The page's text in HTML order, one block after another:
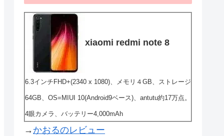
xiaomi redmi note 8
6.3インチFHD+(2340 x 1080)、メモリ４GB、ストレージ
64GB、OS=MIUI 10(Android9ベース)、antutu約17万点。
4眼カメラ、バッテリー4,000mAh
→かおるのレビュー